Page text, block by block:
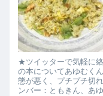
★ツイッターで気軽に
の本についてあゆむく
態が悪く、プチプチ切
ンバー：ともきん、あ